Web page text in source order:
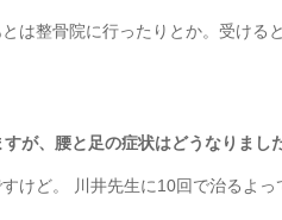
は整骨院に行ったりとか。受ける
が、腰と足の症状はどうなりまし
けど。 川井先生に10回で治るよ